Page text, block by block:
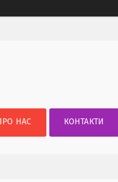
ПРО НАС КОНТАКТИ